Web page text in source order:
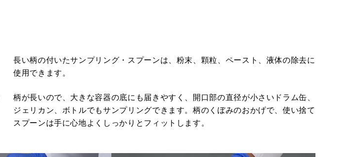
長い柄の付いたサンプリング・スプーンは、粉末、顆粒、ペースト、液体の除去に
使用できます。
柄が長いので、大きな容器の底にも届きやすく、開口部の直径が小さいドラム缶、
ジェリカン、ボトルでもサンプリングできます。柄のくぼみのおかげで、使い捨て
スプーンは手に心地よくしっかりとフィットします。